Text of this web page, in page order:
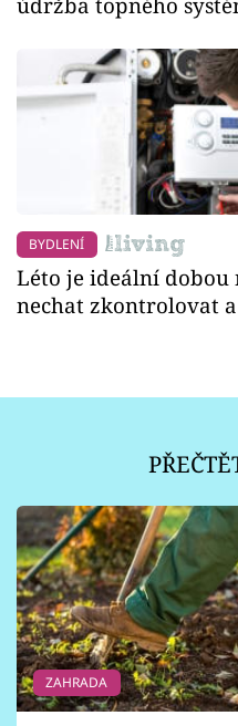
BYDLENÍ
Léto je ideální dobou
nechat zkontrolovat
ZAHRADA